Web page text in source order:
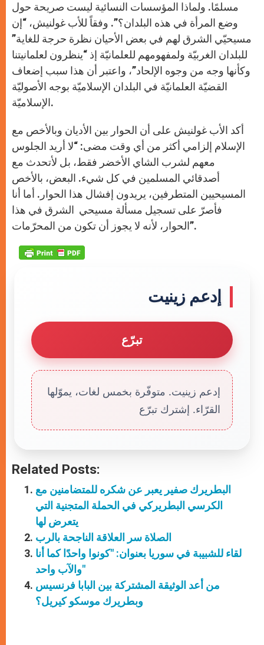
مسلمًا. ولماذا المؤسسات النسائية ليست صريحة حول
وضع المرأة في هذه البلدان؟”. وفقاً للأب غولنيش، “إن
مسيحيّي الشرق لهم في بعض الأحيان نظرة حرجة للغاية”
للبلدان الغربيّة ولمفهومهم للعلمانيّة إذ “ينظرون لعلمانيتنا
وكأنها وجه من وجوه الإلحاد”، واعتبر أن هذا سبب إضعاف
القضيّة العلمانيّة في البلدان الإسلاميّة بوجه الأصوليّة
الإسلاميّة.
أكد الأب غولنيش على أن الحوار بين الأديان وبالأخص مع
الإسلام إلزامي أكثر من أي وقت مضى: “لا أريد الجلوس
معهم لشرب الشاي الأخضر فقط، بل لأتحدث مع
أصدقائي المسلمين في كل شيء. البعض، بالأخص
المسيحيين المتطرفين، يريدون إفشال هذا الحوار. أما أنا
فأصرّ على تسجيل مسألة مسيحي الشرق في هذا
الحوار، لأنه لا يجوز أن تكون من المحرّمات”.
إدعم زينيت
تبرّع
إدعم زينيت. متوفّرة بخمس لغات، يموّلها
القرّاء. إشترك تبرّع
Related Posts:
البطريرك صفير يعبر عن شكره للمتضامنين مع
الكرسي البطريركي في الحملة المتجنية التي
يتعرض لها
الصلاة سر العلاقة الناجحة بالرب
لقاء للشبيبة في سوريا بعنوان: "كونوا واحدًا كما أنا
والآب واحد"
من أعد الوثيقة المشتركة بين البابا فرنسيس
وبطريرك موسكو كيريل؟